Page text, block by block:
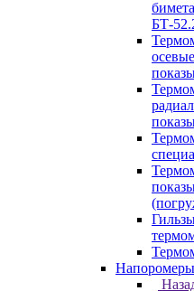
БТ-